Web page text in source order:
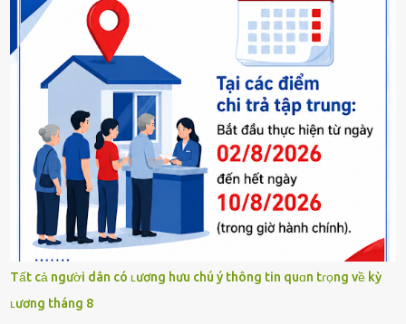
Tất cả người dân có ʟương hưu chú ý thông tin quɑn tɾọng về kỳ
ʟương tháng 8